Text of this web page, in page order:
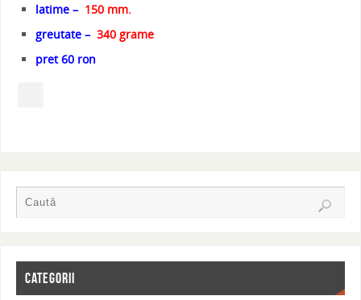
latime – 150 mm.
greutate –340 grame
pret 60 ron
CATEGORII